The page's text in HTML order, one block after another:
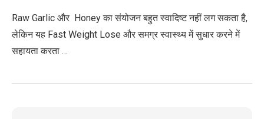
Raw Garlic और Honey का संयोजन बहुत स्वादिष्ट नहीं लग सकता है,
लेकिन यह Fast Weight Lose और समग्र स्वास्थ्य में सुधार करने में
सहायता करता …